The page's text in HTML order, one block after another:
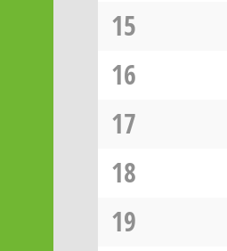
15
16
17
18
19